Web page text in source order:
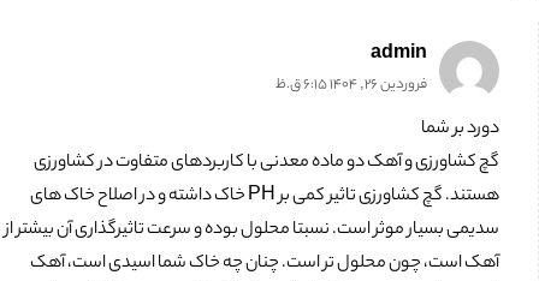
admin
فروردین 26, 1404 6:15 ق.ظ
دورد بر شما
گچ کشاورزی و آهک دو ماده معدنی با کاربردهای متفاوت در کشاورزی
هستند. گچ کشاورزی تاثیر کمی بر PH خاک داشته و در اصلاح خاک های
سدیمی بسیار موثر است. نسبتا محلول بوده و سرعت تاثیرگذاری آن بیشتر از
آهک است، چون محلول تر است. چنان چه خاک شما اسیدی است، آهک